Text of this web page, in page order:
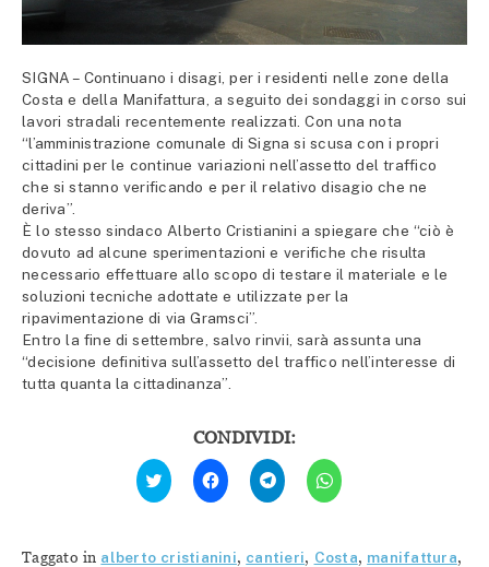
SIGNA – Continuano i disagi, per i residenti nelle zone della
Costa e della Manifattura, a seguito dei sondaggi in corso sui
lavori stradali recentemente realizzati. Con una nota
“l’amministrazione comunale di Signa si scusa con i propri
cittadini per le continue variazioni nell’assetto del traffico
che si stanno verificando e per il relativo disagio che ne
deriva”.
È lo stesso sindaco Alberto Cristianini a spiegare che “ciò è
dovuto ad alcune sperimentazioni e verifiche che risulta
necessario effettuare allo scopo di testare il materiale e le
soluzioni tecniche adottate e utilizzate per la
ripavimentazione di via Gramsci”.
Entro la fine di settembre, salvo rinvii, sarà assunta una
“decisione definitiva sull’assetto del traffico nell’interesse di
tutta quanta la cittadinanza”.
CONDIVIDI:
Fai
clic
qui
Twitter
Fai
clic
per
condividere
(Si
Fai
clic
per
condividere
(Si
Fai
clic
per
(Si
Taggato in alberto cristianini, cantieri, Costa, manifattura,